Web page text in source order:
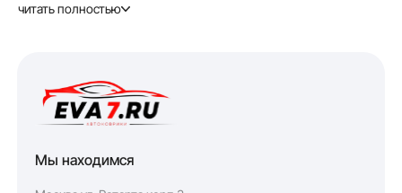
свою форму и эластичность при любых погодных
Полный комплект приобретать выгоднее, чем коврики
по отдельности. Водительский коврик идёт по цене от
1032 руб.
5
читать полностью
Мы находимся